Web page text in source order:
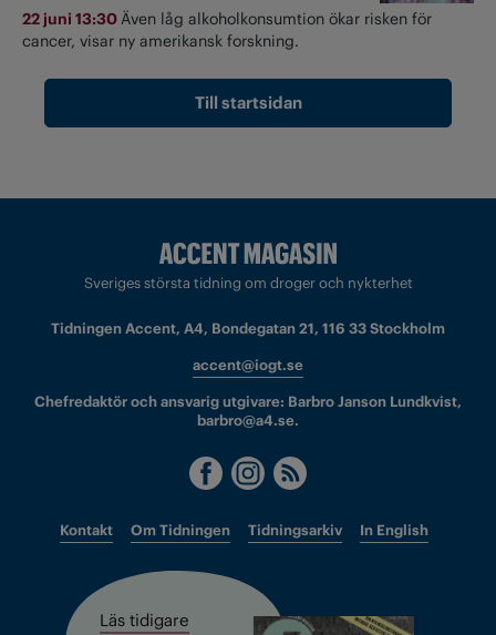
22 juni 13:30Även låg alkoholkonsumtion ökar risken för
cancer, visar ny amerikansk forskning.
Till startsidan
Sveriges största tidning om droger och nykterhet
Tidningen Accent, A4, Bondegatan 21, 116 33 Stockholm
accent@iogt.se
Chefredaktör och ansvarig utgivare: Barbro Janson Lundkvist,
barbro@a4.se.
Kontakt Om Tidningen Tidningsarkiv In English
Läs tidigare